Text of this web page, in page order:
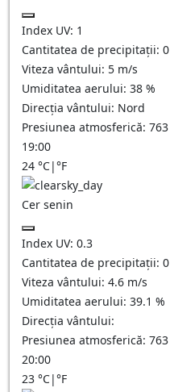
Index UV: 1
Cantitatea de precipitații: 0
Viteza vântului: 5 m/s
Umiditatea aerului: 38 %
Direcția vântului: Nord
Presiunea atmosferică: 763
19:00
24 °C|°F
Cer senin
Index UV: 0.3
Cantitatea de precipitații: 0
Viteza vântului: 4.6 m/s
Umiditatea aerului: 39.1 %
Direcția vântului:
Presiunea atmosferică: 763
20:00
23 °C|°F